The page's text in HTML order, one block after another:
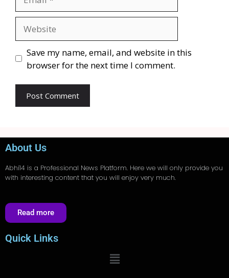
Save my name, email, and website in this
browser for the next time I comment.
About Us
Abhi14 is a Professional News Platform. Here we will only provide you
with interesting content that you will enjoy very much.
Read more
Quick Links